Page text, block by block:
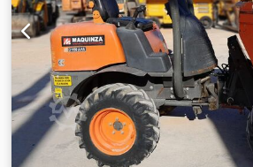
dimenzije (bez viljuški): D x Š 3,38 x
visina: 2,68 m Chodpsw Uf Rcefx
priključivi pogon na sva četiri točka,
mogućnost rada sa prikolicom.
Odmah dostupno